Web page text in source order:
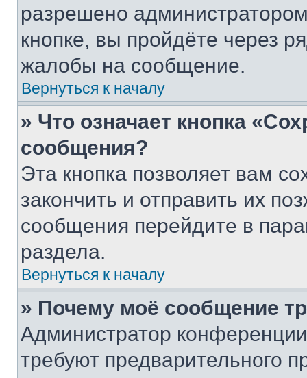
разрешено
кнопке, вы пройдёте через
жалобы на сообщение.
Вернуться к началу
» Что означает кнопка
сообщения?
Эта кнопка позволяет вам
закончить и отправить их
сообщения перейдите в
раздела.
Вернуться к началу
» Почему моё сообщение
Администратор
требуют предварительного